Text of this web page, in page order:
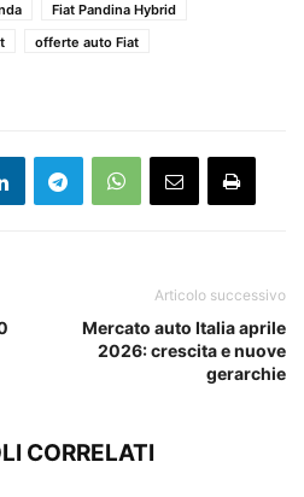
Fiat Pandina Hybrid
offerte auto Fiat
Articolo successivo
Mercato auto Italia aprile
2026: crescita e nuove
gerarchie
CORRELATI